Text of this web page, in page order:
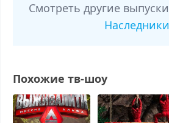
Смотреть другие выпуски
Наследники
Похожие тв-шоу